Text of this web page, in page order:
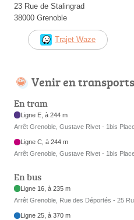
23 Rue de Stalingrad
38000 Grenoble
Trajet Waze
Venir en
En tram
Ligne E, à 244 m
Arrêt Grenoble, Gustave Rivet - 1bis
Ligne C, à 244 m
Arrêt Grenoble, Gustave Rivet - 1bis
En bus
Ligne 16, à 235 m
Arrêt Grenoble, Rue des Déportés - 25
Ligne 25, à 370 m